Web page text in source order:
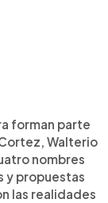
forman parte
Walterio
nombres
y propuestas
las realidades